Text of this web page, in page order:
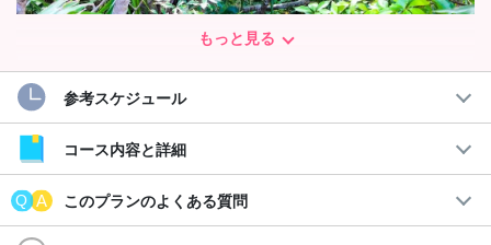
もっと見る
参考スケジュール
コース内容と詳細
このプランのよくある質問